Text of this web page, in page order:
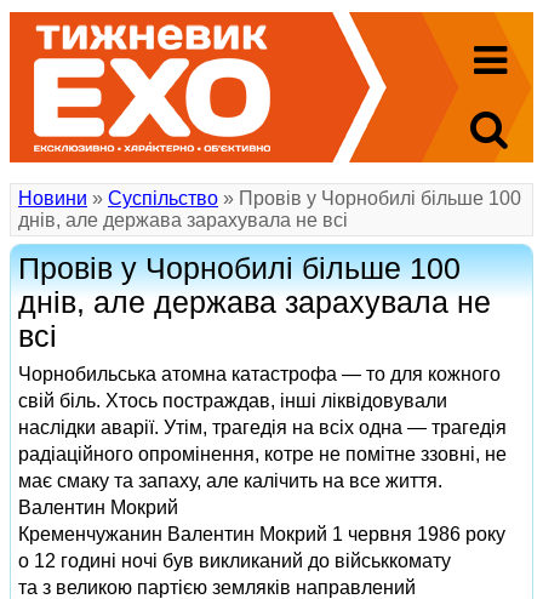
Новини » Суспільство » Провів у Чорнобилі більше 100
днів, але держава зарахувала не всі
Провів у Чорнобилі більше 100
днів, але держава зарахувала не
всі
Чорнобильська атомна катастрофа — то для кожного
свій біль. Хтось постраждав, інші ліквідовували
наслідки аварії. Утім, трагедія на всіх одна — трагедія
радіаційного опромінення, котре не помітне ззовні, не
має смаку та запаху, але калічить на все життя.
Валентин Мокрий
Кременчужанин Валентин Мокрий 1 червня 1986 року
о 12 годині ночі був викликаний до військкомату
та з великою партією земляків направлений